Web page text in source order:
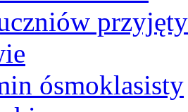
ósmoklasisty